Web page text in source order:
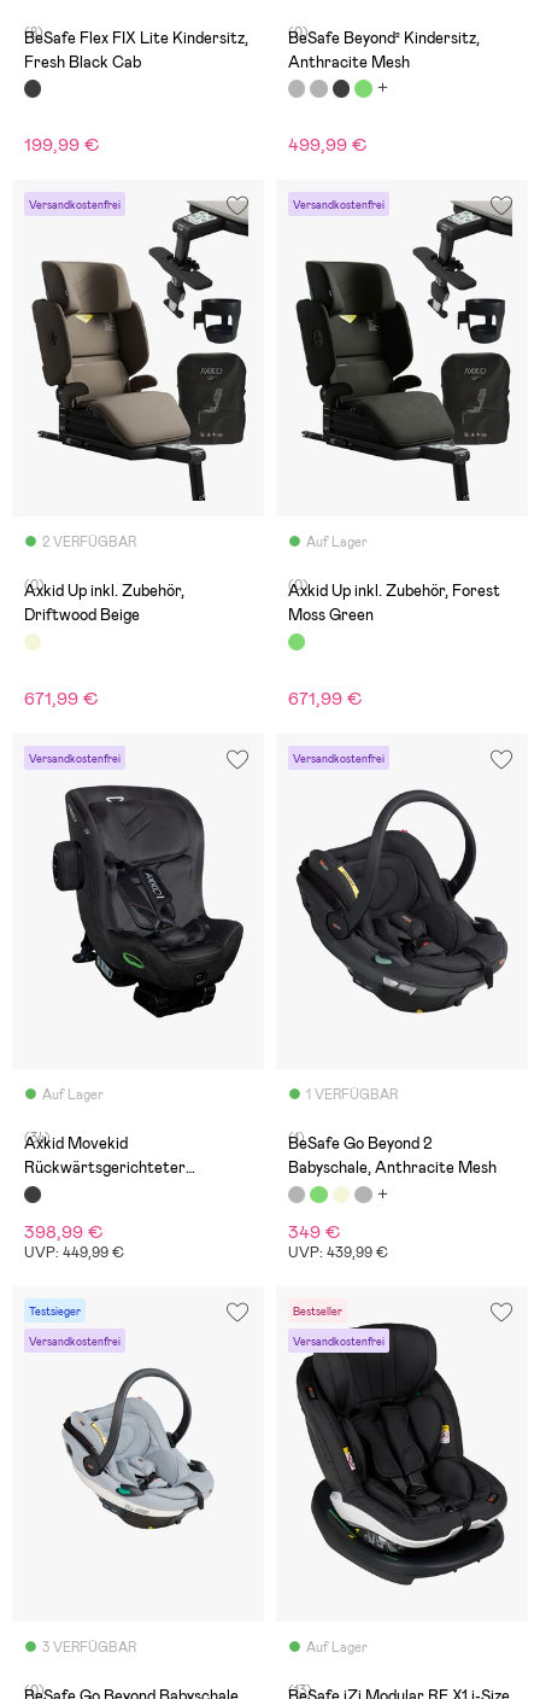
(8)
BeSafe Flex FIX Lite Kindersitz,
Fresh Black Cab
199,99 €
(0)
BeSafe Beyond² Kindersitz,
Anthracite Mesh
499,99 €
Versandkostenfrei
2 VERFÜGBAR
(0)
Axkid Up inkl. Zubehör,
Driftwood Beige
671,99 €
Versandkostenfrei
Auf Lager
(0)
Axkid Up inkl. Zubehör, Forest
Moss Green
671,99 €
Versandkostenfrei
Auf Lager
(34)
Axkid Movekid
Rückwärtsgerichteter
Kindersitz, Tar
398,99 €
UVP: 449,99 €
Versandkostenfrei
1 VERFÜGBAR
(1)
BeSafe Go Beyond 2
Babyschale, Anthracite Mesh
349 €
UVP: 439,99 €
Testsieger
Versandkostenfrei
3 VERFÜGBAR
(0)
Bestseller
Versandkostenfrei
Auf Lager
(13)